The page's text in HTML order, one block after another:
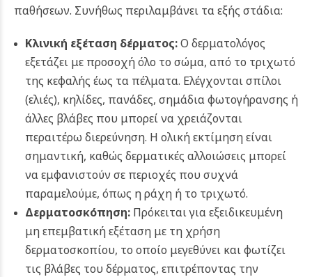
παθήσεων. Συνήθως περιλαμβάνει τα εξής στάδια:
Κλινική εξέταση δέρματος:Ο δερματολόγος
εξετάζει με προσοχή όλο το σώμα, από το τριχωτό
της κεφαλής έως τα πέλματα. Ελέγχονται σπίλοι
(ελιές), κηλίδες, πανάδες, σημάδια φωτογήρανσης ή
άλλες βλάβες που μπορεί να χρειάζονται
περαιτέρω διερεύνηση. Η ολική εκτίμηση είναι
σημαντική, καθώς δερματικές αλλοιώσεις μπορεί
να εμφανιστούν σε περιοχές που συχνά
παραμελούμε, όπως η ράχη ή το τριχωτό.
Δερματοσκόπηση:Πρόκειται για εξειδικευμένη
μη επεμβατική εξέταση με τη χρήση
δερματοσκοπίου, το οποίο μεγεθύνει και φωτίζει
τις βλάβες του δέρματος, επιτρέποντας την